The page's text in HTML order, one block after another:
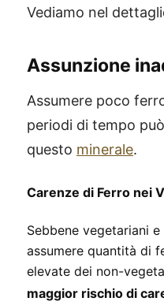
Vediamo nel
Assunzione
Assumere poco
periodi di tempo
questo minerale.
Carenze di Ferro nei
Sebbene vegetariani
assumere quantità di
elevate dei non-
maggior rischio di